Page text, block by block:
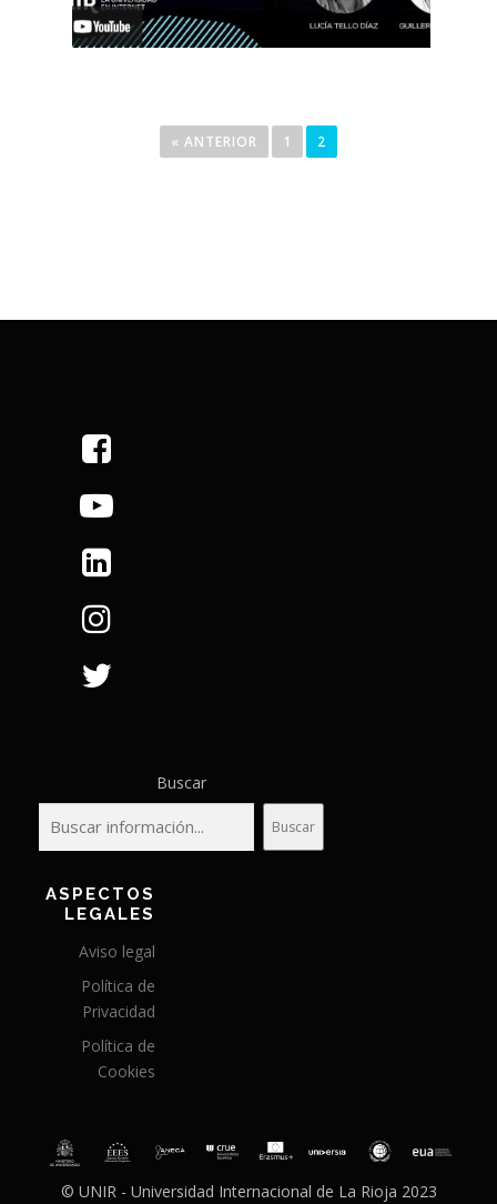
« ANTERIOR 1 2
Buscar
Buscar
ASPECTOS
LEGALES
Aviso legal
Política de
Privacidad
Política de
Cookies
© UNIR - Universidad Internacional de La Rioja 2023